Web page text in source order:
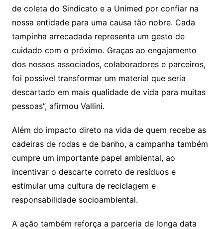
de coleta do Sindicato e a Unimed por confiar na
nossa entidade para uma causa tão nobre. Cada
tampinha arrecadada representa um gesto de
cuidado com o próximo. Graças ao engajamento
dos nossos associados, colaboradores e parceiros,
foi possível transformar um material que seria
descartado em mais qualidade de vida para muitas
pessoas”, afirmou Vallini.
Além do impacto direto na vida de quem recebe as
cadeiras de rodas e de banho, a campanha também
cumpre um importante papel ambiental, ao
incentivar o descarte correto de resíduos e
estimular uma cultura de reciclagem e
responsabilidade socioambiental.
A ação também reforça a parceria de longa data